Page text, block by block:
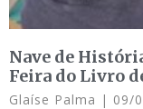
Nave de
Feira do Livro
Glaíse Palma 09/